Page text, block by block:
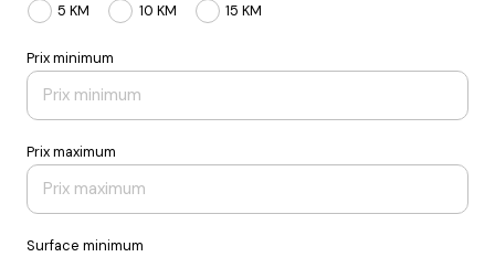
5 KM
10 KM 15 KM
Prix minimum
Prix maximum
Surface minimum